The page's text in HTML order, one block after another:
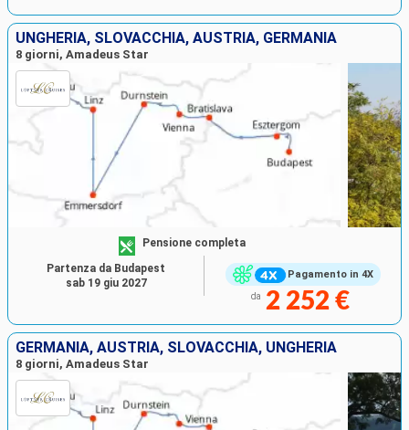
UNGHERIA, SLOVACCHIA, AUSTRIA, GERMANIA
8 giorni, Amadeus Star
Pagamento in 4X
Pensione completa
da 2 252 €
Partenza da Budapest
sab 19 giu 2027
GERMANIA, AUSTRIA, SLOVACCHIA, UNGHERIA
8 giorni, Amadeus Star